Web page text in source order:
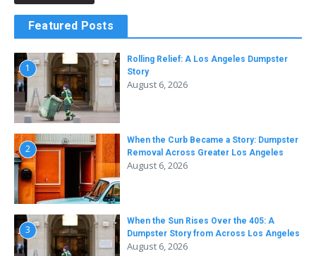
Featured Posts
1
Rolling Relief: A Los Angeles Dumpster
Story
August 6, 2026
2
When the Curb Became a Story: Dumpster
Removal Across Greater Los Angeles
August 6, 2026
3
When the Sun Rises Over the 405: A
Dumpster Story from Across Los Angeles
August 6, 2026